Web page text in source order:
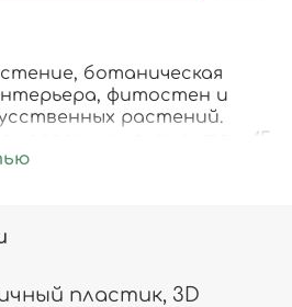
ботаническая
фитостен и
растений.
крепежным элементом 45
пластик, 3D